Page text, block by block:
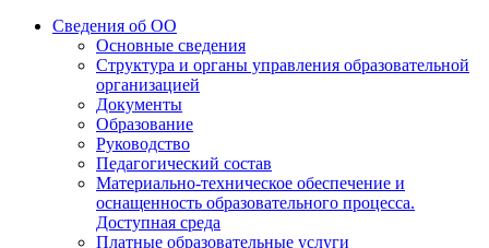
Сведения об ОО
Основные сведения
Структура и органы управления образовательной
организацией
Документы
Образование
Руководство
Педагогический состав
Материально-техническое обеспечение и
оснащенность образовательного процесса.
Доступная среда
Платные образовательные услуги